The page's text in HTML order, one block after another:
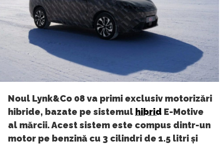
Noul Lynk&Co 08 va primi exclusiv motorizări
hibride, bazate pe sistemul hibrid E-Motive
al mărcii. Acest sistem este compus dintr-un
motor pe benzină cu 3 cilindri de 1.5 litri și